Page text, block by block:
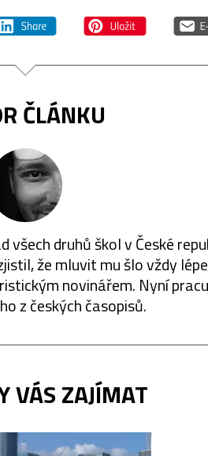
ČLÁNKU
všech druhů škol v České
že mluvit mu šlo vždy
novinářem. Nyní
z českých časopisů.
VÁS ZAJÍMAT